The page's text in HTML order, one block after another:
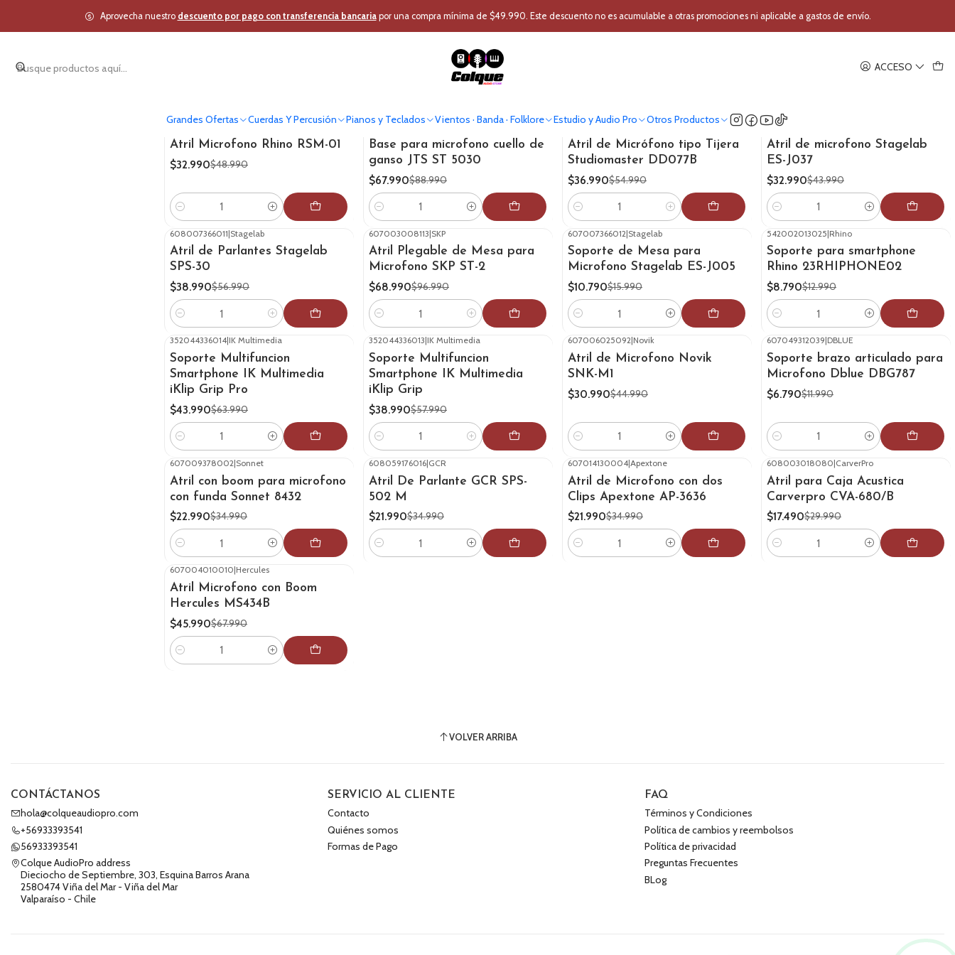
ACCESO
Grandes Ofertas Cuerdas Y Percusión Pianos y Teclados Vientos · Banda · Folklore Estudio y Audio Pro Otros Productos
Aprovecha nuestro descuento por pago con transferencia bancariapor una compra mínima de $49.990. Este descuento no es acumulable a otras promociones ni aplicable a gastos de envío.
Inicio Estudio y Audio Pro Audio Profesional Atril
Atril
007002013001|Rhino
Atril Microfono Rhino RSM-01
$32.990$48.990
Cantidad
009007020001 |JTS
Base para microfono cuello de
ganso JTS ST 5030
$67.990$88.990
Cantidad
007046367010| Studiomaster
Atril de Micrófono tipo Tijera
Studiomaster DD077B
$36.990$54.990
Cantidad
607007366009
Atril de microfono Stagelab
ES-J037
$32.990$43.990
Cantidad
-32% OFF
608007366011|Stagelab
Atril de Parlantes Stagelab
SPS-30
$38.990$56.990
Cantidad
-29%OFF
607003008113|SKP
Atril Plegable de Mesa para
Microfono SKP ST-2
$68.990$96.990
Cantidad
-33%OFF
607007366012|Stagelab
Soporte de Mesa para
Microfono Stagelab ES-J005
$10.790$15.990
Cantidad
-32%OFF
542002013025|Rhino
Soporte para smartphone
Rhino 23RHIPHONE02
$8.790$12.990
Cantidad
352044336014|IK Multimedia
Soporte Multifuncion
Smartphone IK Multimedia
iKlip Grip Pro
$43.990$63.990
Cantidad
352044336013|IK Multimedia
Soporte Multifuncion
Smartphone IK Multimedia
iKlip Grip
$38.990$57.990
Cantidad
607006025092|Novik
Atril de Microfono Novik
SNK-M1
$30.990$44.990
Cantidad
607049312039|DBLUE
Soporte brazo articulado para
Microfono Dblue DBG787
$6.790$11.990
Cantidad
-34%OFF
607009378002|Sonnet
Atril con boom para microfono
con funda Sonnet 8432
$22.990$34.990
Cantidad
-37% OFF
608059176016|GCR
Atril De Parlante GCR SPS-
502 M
$21.990$34.990
Cantidad
-37% OFF
607014130004|Apextone
Atril de Microfono con dos
Clips Apextone AP-3636
$21.990$34.990
Cantidad
-42% OFF
608003018080|CarverPro
Atril para Caja Acustica
Carverpro CVA-680/B
$17.490$29.990
Cantidad
607004010010|Hercules
Atril Microfono con Boom
Hercules MS434B
$45.990$67.990
Cantidad
VOLVER ARRIBA
CONTÁCTANOS
hola@colqueaudiopro.com
+56933393541
56933393541
Colque AudioPro address
Dieciocho de Septiembre, 303, Esquina Barros Arana
2580474 Viña del Mar - Viña del Mar
Valparaíso - Chile
SERVICIO AL CLIENTE
Contacto
Quiénes somos
Formas de Pago
FAQ
Términos y Condiciones
Política de cambios y reembolsos
Política de privacidad
Preguntas Frecuentes
BLog